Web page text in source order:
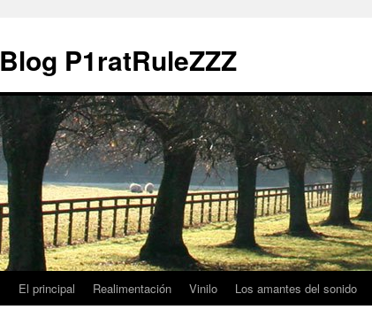
Blog P1ratRuleZZZ
El principal Realimentación Vinilo Los amantes del sonido